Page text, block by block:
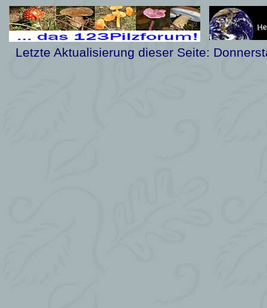
Letzte Aktualisierung dieser Seite: